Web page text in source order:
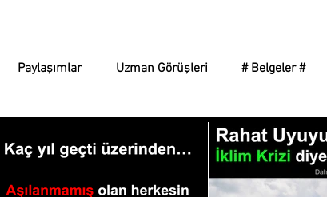
Paylaşımlar Uzman Görüşleri # Belgeler #